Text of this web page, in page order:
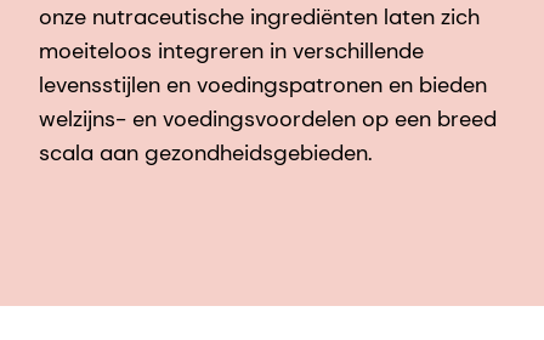
onze nutraceutische ingrediënten laten zich
moeiteloos integreren in verschillende
levensstijlen en voedingspatronen en bieden
welzijns- en voedingsvoordelen op een breed
scala aan gezondheidsgebieden.